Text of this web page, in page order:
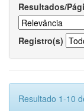
Resultados/
Registro(s)
Resultado 1-10